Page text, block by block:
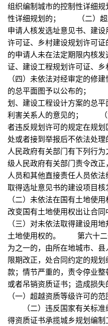
组织编制城市的控制性详细
性详细规划的； （二）超
申请人核发选址意见书、建
许可证、乡村建设规划许
的申请人未在法定期限内核
证、建设工程规划许可证、
（四）未依法对经审定的修
的总平面图予以公布的；
划、建设工程设计方案的总
利害关系人的意见的； （
者违反规划许可的规定在规
处或者接到举报后不依法
人民政府有关部门有下列行
级人民政府有关部门责令改
人员和其他直接责任人员
取得选址意见书的建设项目
（二）未依法在国有土地使
改变国有土地使用权出让合
（三）对未依法取得建设用
土地使用权的。 第六十二
为之一的，由所在地城市、
限期改正，处合同约定的规
款；情节严重的，责令停业
或者吊销资质证书；造成
（一）超越资质等级许可的
（二）违反国家有关标
得资质证书承揽城乡规划编